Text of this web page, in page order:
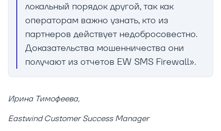
локальный порядок другой, так как
операторам важно узнать, кто из
партнеров действует недобросовестно.
Доказательства мошенничества они
получают из отчетов EW SMS Firewall».
Ирина Тимофеева,
Eastwind Customer Success Manager